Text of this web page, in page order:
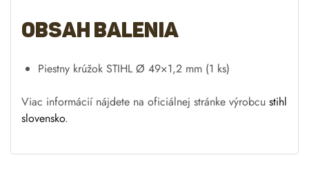
Obsah balenia
Piestny krúžok STIHL Ø 49×1,2 mm (1 ks)
Viac informácií nájdete na oficiálnej stránke výrobcu stihl
slovensko.